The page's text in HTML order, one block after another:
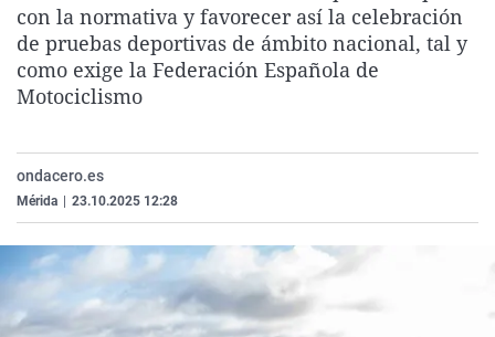
La rosa de los vientos
Gente viajera
Caso
Retornados
Extremadura
Galicia
Virales
Televisión
con la normativa y favorecer así la celebración
de pruebas deportivas de ámbito nacional, tal y
como exige la Federación Española de
Motociclismo
ondacero.es
Mérida 23.10.2025 12:28